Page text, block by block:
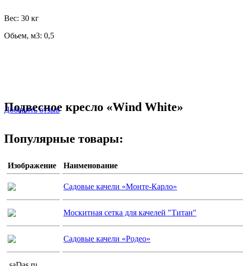
Вес: 30 кг
Обьем, м3: 0,5
Подвесное кресло «Wind White»
Добавить отзыв
Популярные товары:
Изображение Наименование
Садовые качели «Монте-Карло»
Москитная сетка для качелей "Титан"
Садовые качели «Родео»